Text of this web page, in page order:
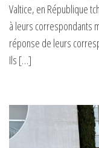
Valtice, en République
à leurs correspondants
réponse de leurs
Ils […]